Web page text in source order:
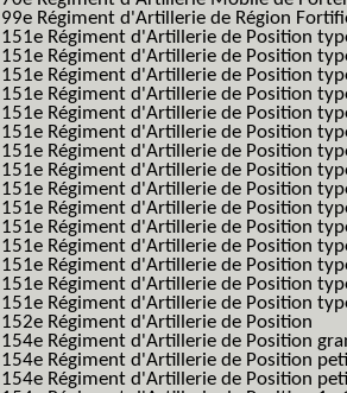
99e Régiment d'Artillerie de Région
151e Régiment d'Artillerie de Position
151e Régiment d'Artillerie de Position
151e Régiment d'Artillerie de Position
151e Régiment d'Artillerie de Position
151e Régiment d'Artillerie de Position
151e Régiment d'Artillerie de Position
151e Régiment d'Artillerie de Position
151e Régiment d'Artillerie de Position
151e Régiment d'Artillerie de Position
151e Régiment d'Artillerie de Position
151e Régiment d'Artillerie de Position
151e Régiment d'Artillerie de Position
151e Régiment d'Artillerie de Position
151e Régiment d'Artillerie de Position
151e Régiment d'Artillerie de Position
152e Régiment d'Artillerie de Position
154e Régiment d'Artillerie de Position
154e Régiment d'Artillerie de Position
154e Régiment d'Artillerie de Position